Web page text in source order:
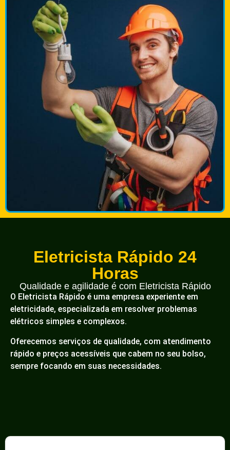
Eletricista Rápido 24
Horas
Qualidade e agilidade é com Eletricista Rápido
O Eletricista Rápido é uma empresa experiente em
eletricidade, especializada em resolver problemas
elétricos simples e complexos.
Oferecemos serviços de qualidade, com atendimento
rápido e preços acessíveis que cabem no seu bolso,
sempre focando em suas necessidades.